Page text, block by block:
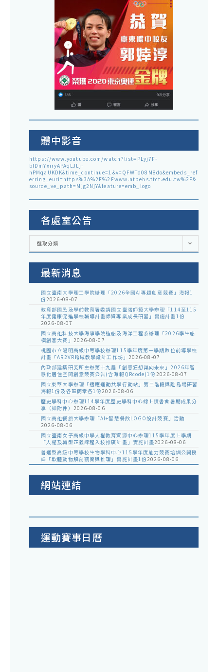
體中影音
https://www.youtube.com/watch?list=PLyj7F-
blDmYxiryAPAqLJLj-
hPMqaUKDK&time_continue=1&v=QFWTd08M8do&embeds_ref
erring_euri=https%3A%2F%2Fwww.ntpehs.ttct.edu.tw%2F&
source_ve_path=Mjg2NjY&feature=emb_logo
各處室公告
各
室
選取分類
最新消息
國立臺南大學理工學院辦理「2026全國AI專題創意競賽」海報1
份2026-08-07
教育部國民及學前教育署委請國立臺灣師範大學辦理「114至115
年度健康促進學校輔導計畫師資專業成長研習」實施計畫1份
2026-08-07
國立高雄科技大學海事學院造船及海洋工程系辦理「2026學生船
模創客大賽」 2026-08-07
桃園市立陽明高級中等學校辦理115學年度第一學期數位前導學校
計畫「AR2VR跨域教學設計工作坊」 2026-08-07
內政部建築研究所主辦第十九屆「創意狂想巢向未來」2026年智
慧化居住空間創意競賽公告(含海報QRcode)1份2026-08-07
國立東華大學辦理「適應運動共學行動站」第二階段與離島場研習
海報1份及各區簡章各1份2026-08-06
歷史學科中心辦理114學年度歷史學科中心線上讀書會暑期成果分
享（如附件） 2026-08-06
國立高雄餐旅大學辦理「AI+智慧餐飲LOGO設計競賽」活動
2026-08-06
國立臺南女子高級中學人權教育資源中心辦理115學年度上學期
「人權及轉型正義課程入校推廣計畫」實施計畫2026-08-06
普通型高級中等學校生物學科中心115學年度能力競賽培訓公開授
課「軟體動物解剖觀察與推理」實施計畫1份2026-08-06
網站連結
運動賽事日曆